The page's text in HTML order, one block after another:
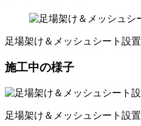
足場架け＆メッシュシート設置
施工中の様子
足場架け＆メッシュシート設置